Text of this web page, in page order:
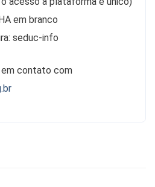
em branco
seduc-info
em contato com